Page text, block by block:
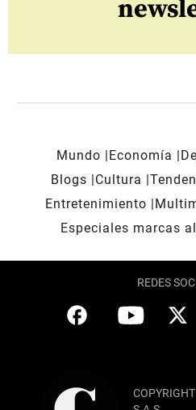
Mundo Economía
Blogs
Cultura
Entretenimiento
Especiales marcas
REDES